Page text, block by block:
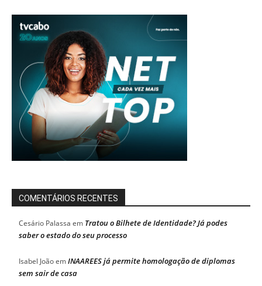
COMENTÁRIOS RECENTES
Cesário Palassa em Tratou o Bilhete de Identidade? Já podes
saber o estado do seu processo
Isabel JoãoemINAAREES já permite homologação de diplomas
sem sair de casa